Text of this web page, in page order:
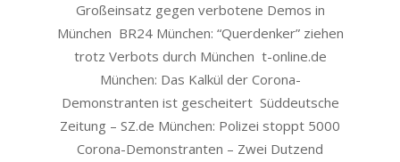
Großeinsatz gegen verbotene Demos in
München BR24 München: “Querdenker” ziehen
trotz Verbots durch München t-online.de
München: Das Kalkül der Corona-
Demonstranten ist gescheitert Süddeutsche
Zeitung – SZ.de München: Polizei stoppt 5000
Corona-Demonstranten – Zwei Dutzend